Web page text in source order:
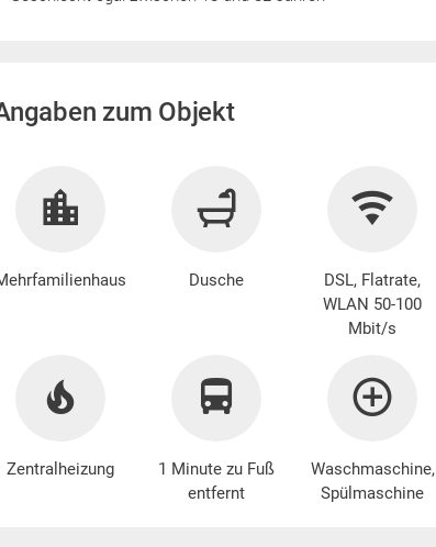
zum Objekt
Dusche
DSL, Flatrate,
WLAN 50-100
Mbit/s
Zentralheizung
1 Minute zu Fuß
entfernt
Waschmaschine,
Spülmaschine